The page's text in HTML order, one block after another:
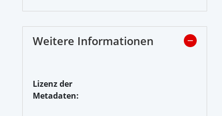
Weitere Informationen
Lizenz der
Metadaten: